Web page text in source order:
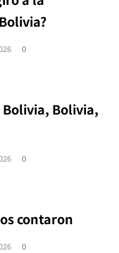
0
Bolivia,
0
contaron
0